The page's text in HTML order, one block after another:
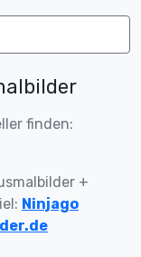
finden:
+
Ninjago